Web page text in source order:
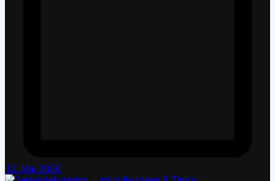
13. Mai 2026